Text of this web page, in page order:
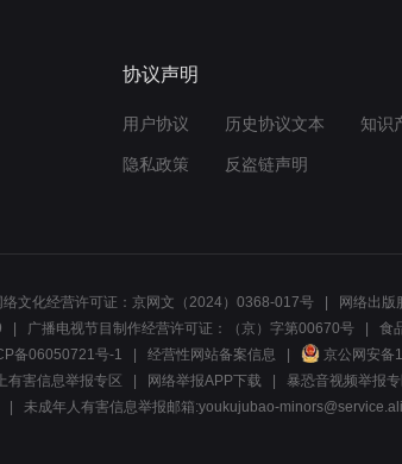
协议声明
用户协议 历史协议文本 知识
隐私政策 反盗链声明
络文化经营许可证：京网文（2024）0368-017号 网络出版
广播电视节目制作经营许可证：（京）字第00670号 食
备06050721号-1 经营性网站备案信息 京公网安备
有害信息举报专区 网络举报APP下载 暴恐音视频举报专
未成年人有害信息举报邮箱:youkujubao-